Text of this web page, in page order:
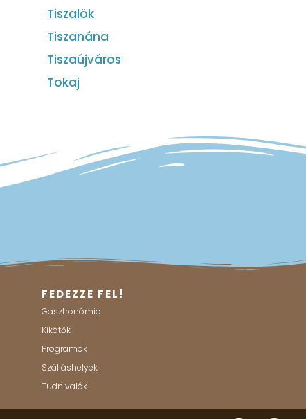
Tiszalök
Tiszanána
Tiszaújváros
Tokaj
FEDEZZE FEL!
Gasztronómia
Kikötők
Programok
Szálláshelyek
Tudnivalók